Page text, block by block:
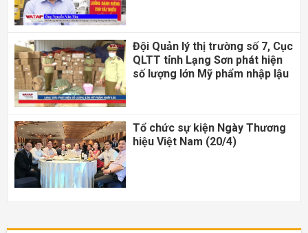
Đội Quản lý thị trường số 7, Cục
QLTT tỉnh Lạng Sơn phát hiện
số lượng lớn Mỹ phẩm nhập lậu
Tổ chức sự kiện Ngày Thương
hiệu Việt Nam (20/4)